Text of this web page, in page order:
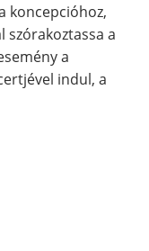
koncepcióhoz,
szórakoztassa a
a
indul, a